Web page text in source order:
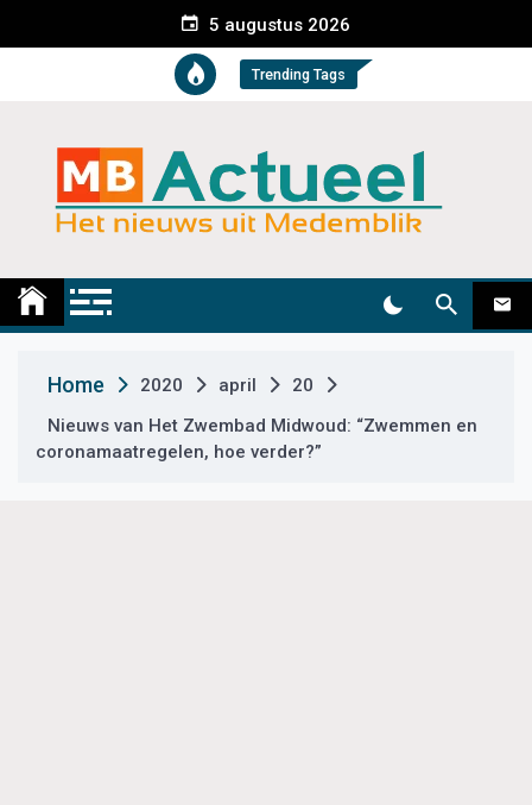
e
t
5 augustus 2026
Trending Tags
Medemblik Actueel
Home 2020 april
20
Nieuws van Het Zwembad Midwoud: “Zwemmen en
coronamaatregelen, hoe verder?”